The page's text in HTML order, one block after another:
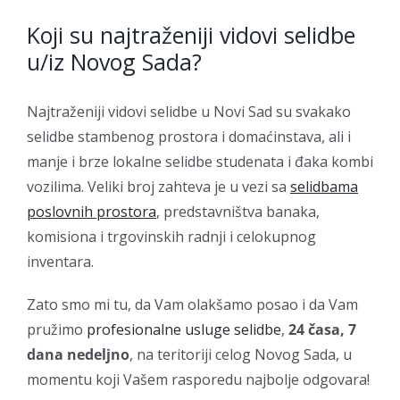
Koji su najtraženiji vidovi selidbe
u/iz Novog Sada?
Najtraženiji vidovi selidbe u Novi Sad su svakako
selidbe stambenog prostora i domaćinstava, ali i
manje i brze lokalne selidbe studenata i đaka kombi
vozilima. Veliki broj zahteva je u vezi sa selidbama
poslovnih prostora, predstavništva banaka,
komisiona i trgovinskih radnji i celokupnog
inventara.
Zato smo mi tu, da Vam olakšamo posao i da Vam
pružimo profesionalne usluge selidbe, 24 časa, 7
dana nedeljno, na teritoriji celog Novog Sada, u
momentu koji Vašem rasporedu najbolje odgovara!